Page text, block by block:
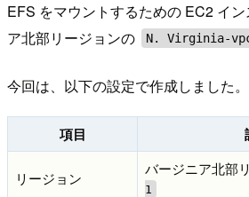
EFS をマウントするための EC2 イ
ア北部リージョンの
N. Virginia-
今回は、以下の設定で作成しました。
項目
リージョン
バージニア北部
1